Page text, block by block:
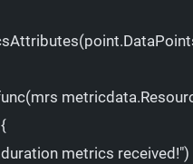
(mrs
metrics received!")